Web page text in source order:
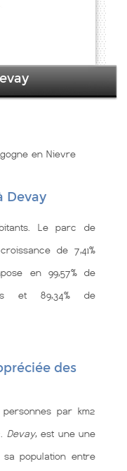
en Nievre
Devay
Le parc de
de 7,41%
en 99,57% de
et 89,34% de
des
par km2
Devay, est une une
population entre